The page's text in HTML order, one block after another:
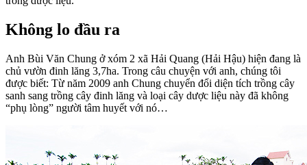
Không lo đầu ra
Anh Bùi Văn Chung ở xóm 2 xã Hải Quang (Hải Hậu) hiện đang là
chủ vườn đinh lăng 3,7ha. Trong câu chuyện với anh, chúng tôi
được biết: Từ năm 2009 anh Chung chuyển đổi diện tích trồng cây
sanh sang trồng cây đinh lăng và loại cây dược liệu này đã không
“phụ lòng” người tâm huyết với nó…